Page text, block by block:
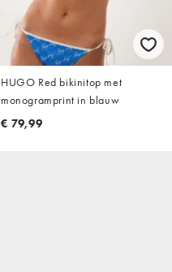
HUGO Red bikinitop met
monogramprint in blauw
€ 79,99